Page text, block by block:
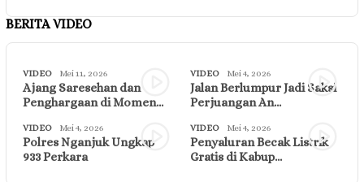
BERITA VIDEO
VIDEO Mei 11, 2026
Ajang Saresehan dan
Penghargaan di Momen…
VIDEO Mei 4, 2026
Jalan Berlumpur Jadi Saksi
Perjuangan An…
VIDEO Mei 4, 2026
Polres Nganjuk Ungkap
933 Perkara
VIDEO Mei 4, 2026
Penyaluran Becak Listrik
Gratis di Kabup…